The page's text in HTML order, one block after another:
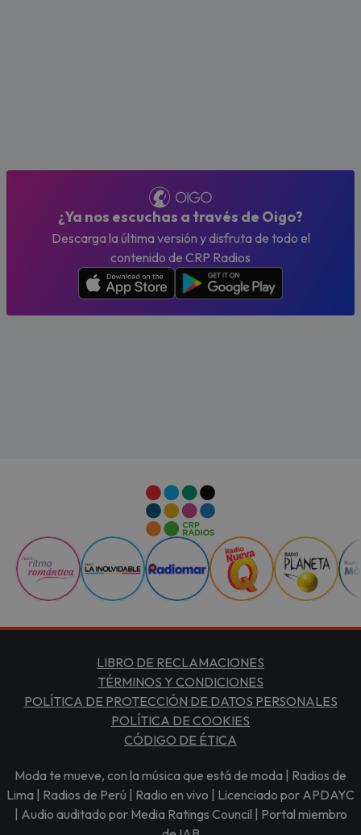
¿Ya nos escuchas a través de Oigo?
Descarga la última versión y disfruta de todo el
contenido de CRP Radios
LIBRO DE RECLAMACIONES
TÉRMINOS Y CONDICIONES
POLÍTICA DE PROTECCIÓN DE DATOS PERSONALES
POLÍTICA DE COOKIES
CÓDIGO DE ÉTICA
Moda te mueve, con la música que está de moda | Radios de
Lima | Radios de Perú | Radio en vivo | Licenciado por APDAYC
| Audio auditado por Media Ratings Council | Portal miembro